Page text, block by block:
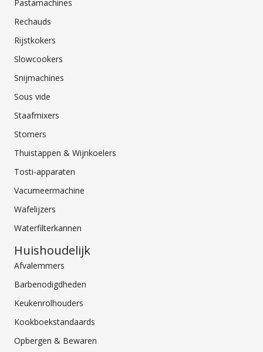
Pastamachines
Rechauds
Rijstkokers
Slowcookers
Snijmachines
Sous vide
Staafmixers
Stomers
Thuistappen & Wijnkoelers
Tosti-apparaten
Vacumeermachine
Wafelijzers
Waterfilterkannen
Huishoudelijk
Afvalemmers
Barbenodigdheden
Keukenrolhouders
Kookboekstandaards
Opbergen & Bewaren